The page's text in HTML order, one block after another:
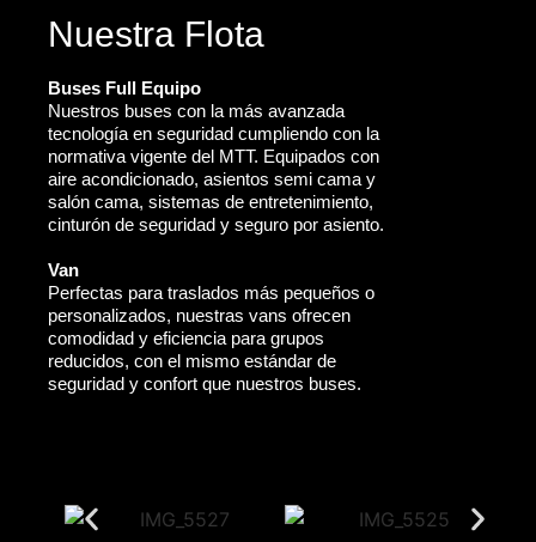
Nuestra Flota
Buses Full Equipo
Nuestros buses con la más avanzada
tecnología en seguridad cumpliendo con la
normativa vigente del MTT. Equipados con
aire acondicionado, asientos semi cama y
salón cama, sistemas de entretenimiento,
cinturón de seguridad y seguro por asiento.
Van
Perfectas para traslados más pequeños o
personalizados, nuestras vans ofrecen
comodidad y eficiencia para grupos
reducidos, con el mismo estándar de
seguridad y confort que nuestros buses.